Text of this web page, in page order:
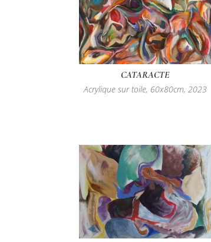
CATARACTE
Acrylique sur toile, 60x80cm, 2023